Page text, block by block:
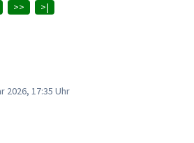
>> >|
2026, 17:35 Uhr